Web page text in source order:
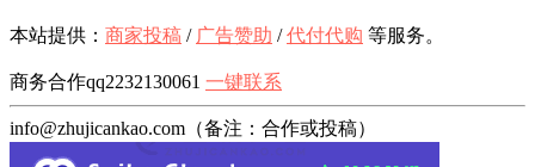
本站提供： 商家投稿 / 广告赞助 /代付代购 等服务。
商务合作qq2232130061 一键联系
info@zhujicankao.com（备注：合作或投稿）